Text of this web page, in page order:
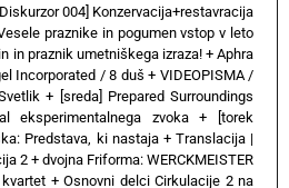
[Diskurzor 004] Konzervacija+restavracija
praznike in pogumen vstop v leto
in praznik umetniškega izraza!+Aphra
Incorporated / 8 duš + VIDEOPISMA /
+ [sreda] Prepared Surroundings
eksperimentalnega zvoka+
[torek
Predstava, ki nastaja+ Translacija |
2 + dvojna Friforma: WERCKMEISTER
+Osnovni delci Cirkulacije 2 na